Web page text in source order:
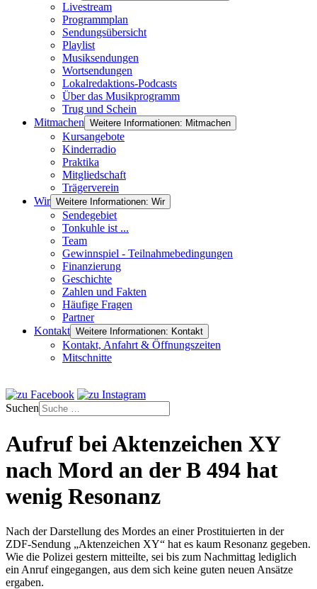
Livestream
Programmplan
Sendungsübersicht
Playlist
Musiksendungen
Wortsendungen
Lokalredaktions-Podcasts
Über das Musikprogramm
Trug und Schein
Mitmachen Weitere Informationen: Mitmachen
Kursangebote
Kinderradio
Praktika
Mitgliedschaft
Trägerverein
Wir Weitere Informationen: Wir
Sendegebiet
Tonkuhle ist ...
Team
Gewinnspiel - Teilnahmebedingungen
Finanzierung
Geschichte
Zahlen und Fakten
Häufige Fragen
Partner
Kontakt Weitere Informationen: Kontakt
Kontakt, Anfahrt & Öffnungszeiten
Mitschnitte
Suchen
Aufruf bei Aktenzeichen XY
nach Mord an der B 494 hat
wenig Resonanz
Nach der Darstellung des Mordes an einer Prostituierten in der
ZDF-Sendung „Aktenzeichen XY“ hat es kaum Resonanz gegeben.
Wie die Polizei gestern mitteilte, sei bis zum Nachmittag lediglich
ein Anruf eingegangen, aus dem sich keine guten neuen Ansätze
ergaben.